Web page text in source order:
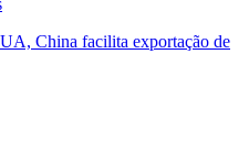
China facilita exportação de